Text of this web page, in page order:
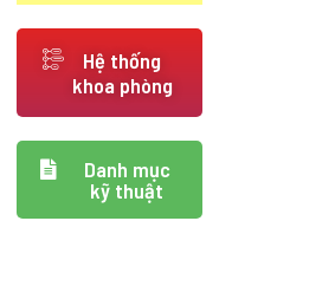
Hệ thống
khoa phòng
Danh mục
kỹ thuật